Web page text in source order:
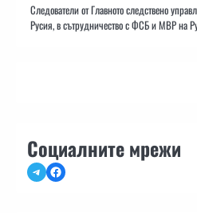
Следователи от Главното следствено
Русия, в сътрудничество с ФСБ и МВР на
Социалните мрежи
TelegramFacebook